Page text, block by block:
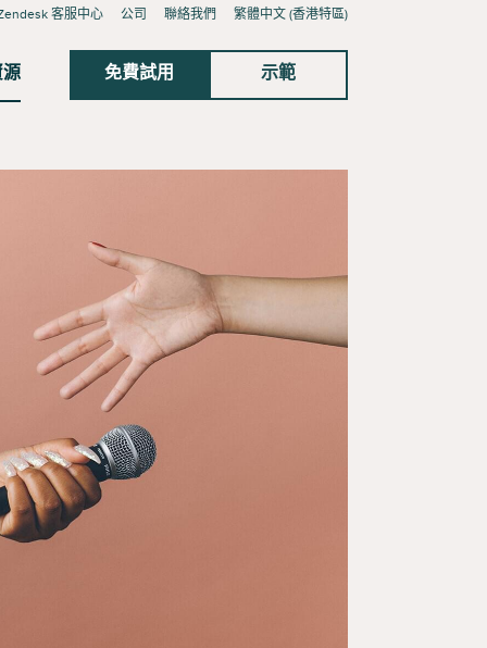
客服中心 公司 聯絡我們 繁體中文 (香港特區)
源 免費試用 示範